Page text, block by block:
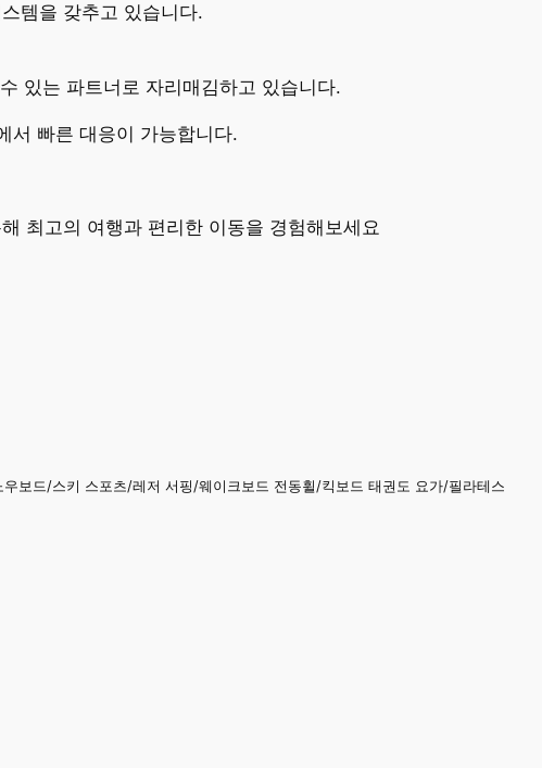
템을 갖추고 있습니다.
있는 파트너로 자리매김하고 있습니다.
서 빠른 대응이 가능합니다.
최고의 여행과 편리한 이동을 경험해보세요
보드/스키 스포츠/레저 서핑/웨이크보드 전동휠/킥보드 태권도 요가/필라테스